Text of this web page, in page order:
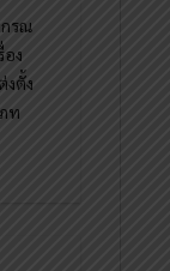
รณ
ง
ตั้ง
ท